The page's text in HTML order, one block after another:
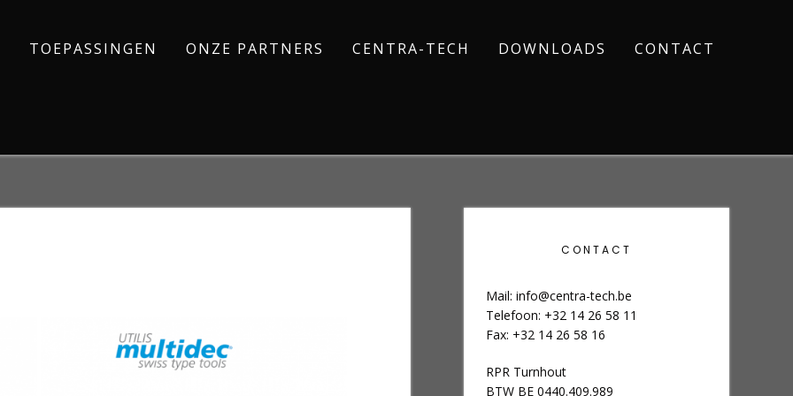
TOEPASSINGEN ONZE PARTNERS CENTRA-TECH DOWNLOADS CONTACT
CONTACT
Mail: info@centra-tech.be
Telefoon: +32 14 26 58 11
Fax: +32 14 26 58 16
RPR Turnhout
BTW BE 0440.409.989